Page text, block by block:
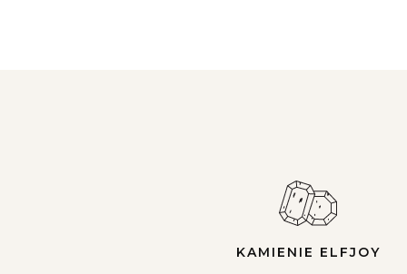
KAMIENIE ELFJOY